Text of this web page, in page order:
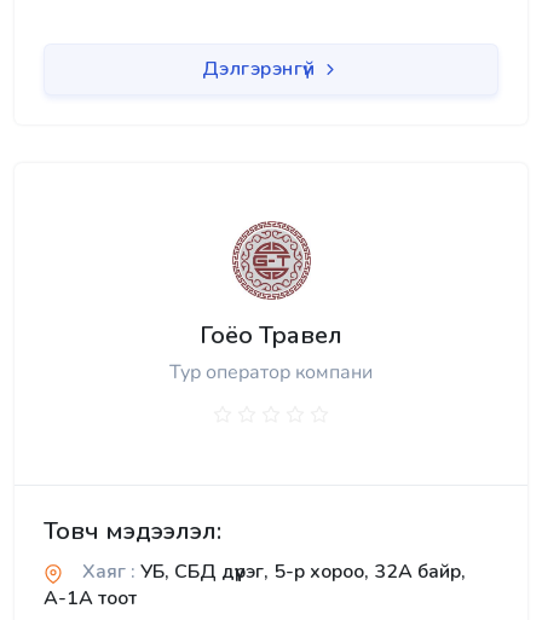
Дэлгэрэнгүй
Гоёо Травел
Тур оператор компани
Товч мэдээлэл:
Хаяг : УБ, СБД дүүрэг, 5-р хороо, 32А байр,
А-1А тоот